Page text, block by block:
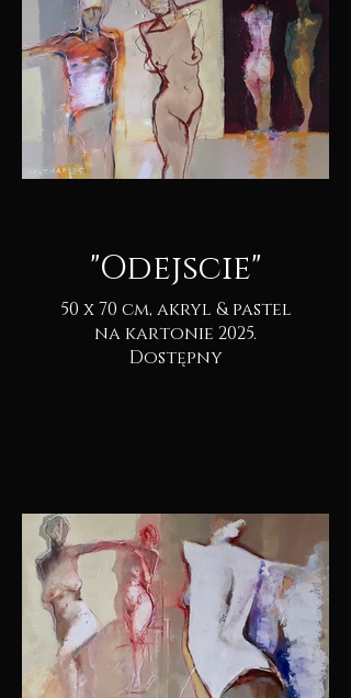
"Odejscie"
50 x 70 cm, akryl & pastel
na kartonie 2025.
Dostępny